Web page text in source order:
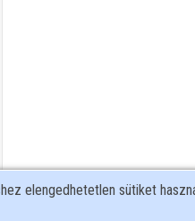
elengedhetetlen sütiket